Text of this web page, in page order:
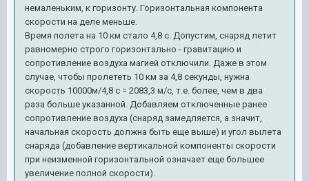
немаленьким, к горизонту. Горизонтальная компонента
скорости на деле меньше.
Время полета на 10 км стало 4,8 с. Допустим, снаряд летит
равномерно строго горизонтально - гравитацию и
сопротивление воздуха магией отключили. Даже в этом
случае, чтобы пролететь 10 км за 4,8 секунды, нужна
скорость 10000м/4,8 с = 2083,3 м/с, т.е. более, чем в два
раза больше указанной. Добавляем отключенные ранее
сопротивление воздуха (снаряд замедляется, а значит,
начальная скорость должна быть еще выше) и угол вылета
снаряда (добавление вертикальной компоненты скорости
при неизменной горизонтальной означает еще большее
увеличение полной скорости).